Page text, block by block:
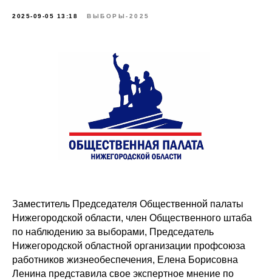
2025-09-05 13:18 ВЫБОРЫ-2025
Заместитель Председателя Общественной палаты
Нижегородской области, член Общественного штаба
по наблюдению за выборами, Председатель
Нижегородской областной организации профсоюза
работников жизнеобеспечения, Елена Борисовна
Ленина представила свое экспертное мнение по